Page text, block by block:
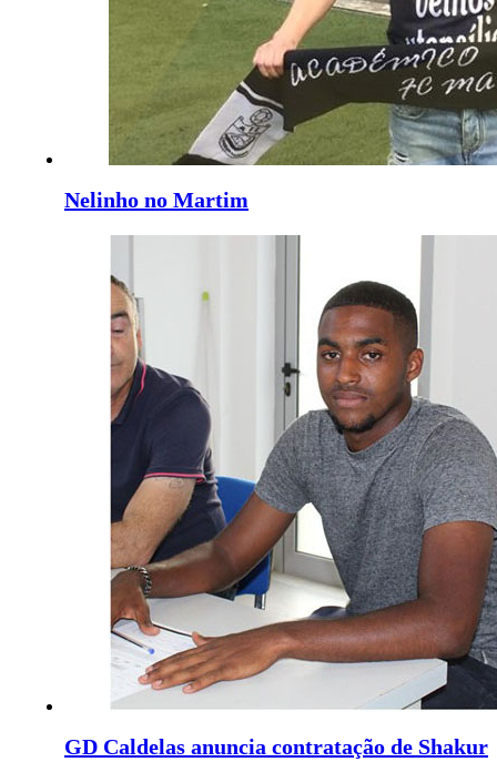
Nelinho no Martim
GD Caldelas anuncia contratação de Shakur